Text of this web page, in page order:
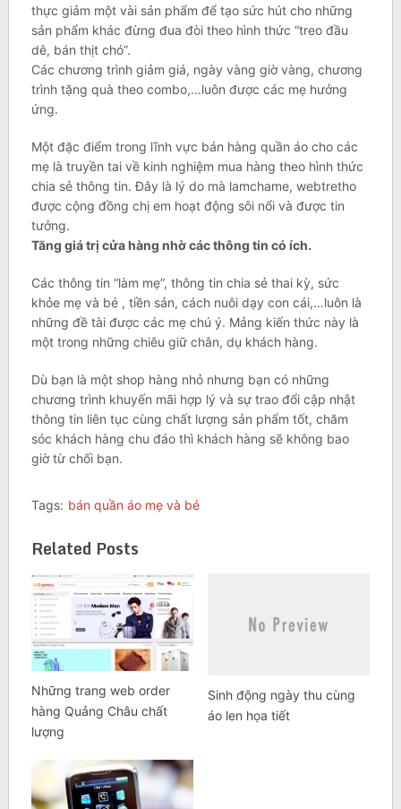
thực giảm một vài sản phẩm để tạo sức hút cho những
sản phẩm khác đừng đua đòi theo hình thức “treo đầu
dê, bán thịt chó”.
Các chương trình giảm giá, ngày vàng giờ vàng, chương
trình tặng quà theo combo,…luôn được các mẹ hưởng
ứng.
Một đặc điểm trong lĩnh vực bán hàng quần áo cho các
mẹ là truyền tai về kinh nghiệm mua hàng theo hình thức
chia sẻ thông tin. Đây là lý do mà lamchame, webtretho
được cộng đồng chị em hoạt động sôi nổi và được tin
tưởng.
Tăng giá trị cửa hàng nhờ các thông tin có ích.
Các thông tin “làm mẹ”, thông tin chia sẻ thai kỳ, sức
khỏe mẹ và bé , tiền sản, cách nuôi dạy con cái,…luôn là
những đề tài được các mẹ chú ý. Mảng kiến thức này là
một trong những chiêu giữ chân, dụ khách hàng.
Dù bạn là một shop hàng nhỏ nhưng bạn có những
chương trình khuyến mãi hợp lý và sự trao đổi cập nhật
thông tin liên tục cùng chất lượng sản phẩm tốt, chăm
sóc khách hàng chu đáo thì khách hàng sẽ không bao
giờ từ chối bạn.
Tags: bán quần áo mẹ và bé
Related Posts
Những trang web order
hàng Quảng Châu chất
lượng
Sinh động ngày thu cùng
áo len họa tiết